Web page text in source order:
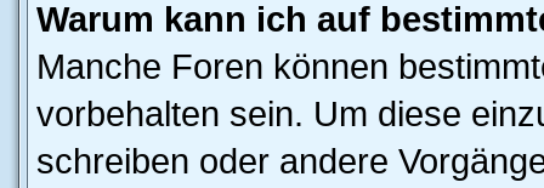
Warum kann ich auf
Manche Foren können
vorbehalten sein. Um diese
schreiben oder andere